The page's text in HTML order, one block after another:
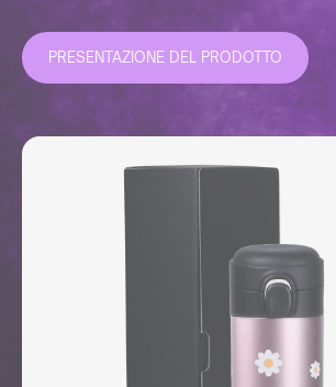
PRESENTAZIONE DEL PRODOTTO